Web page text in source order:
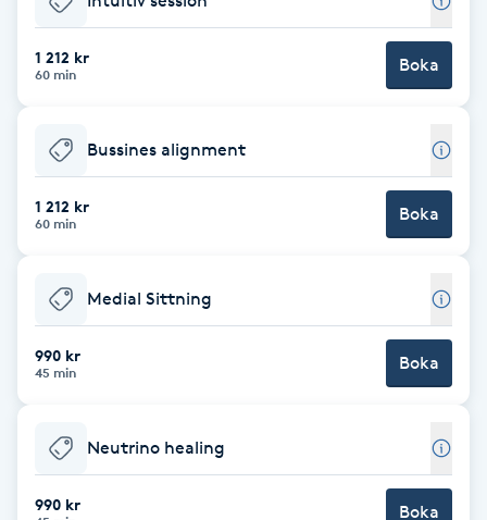
Brynformning
Brynfärgning
Brynplockning
Celluliter
Coachning
Color correction
Cryoterapi
1 212 kr
60 min Boka
Bussines alignment
1 212 kr
60 min Boka
Medial Sittning
990 kr
45 min Boka
Neutrino healing
990 kr Boka